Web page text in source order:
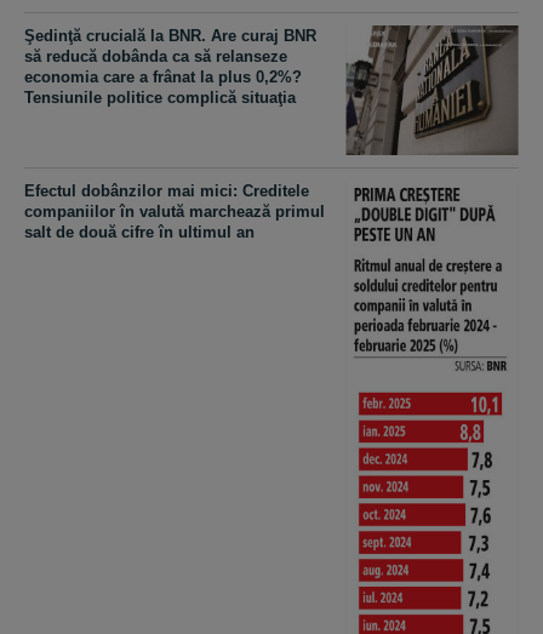
Şedinţă crucială la BNR. Are curaj BNR
să reducă dobânda ca să relanseze
economia care a frânat la plus 0,2%?
Tensiunile politice complică situaţia
Efectul dobânzilor mai mici: Creditele
companiilor în valută marchează primul
salt de două cifre în ultimul an